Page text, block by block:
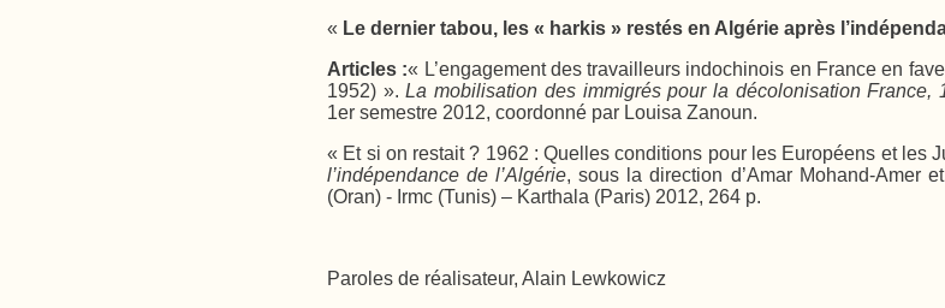
« Le dernier tabou, les « harkis » restés en Algérie après
Articles :« L’engagement des travailleurs indochinois en France en
1952) ».La mobilisation des immigrés pour la décolonisation France,
1er semestre 2012, coordonné par Louisa Zanoun.
« Et si on restait ? 1962 : Quelles conditions pour les Européens et les
l’indépendance de l’Algérie, sous la direction d’Amar Mohand-Amer
(Oran) - Irmc (Tunis) – Karthala (Paris) 2012, 264 p.
Paroles de réalisateur, Alain Lewkowicz